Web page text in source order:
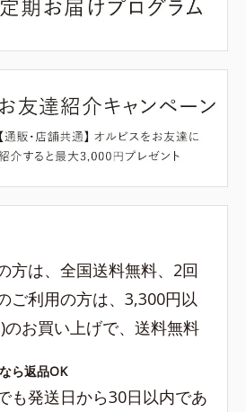
方は、全国送料無料、2回
ご利用の方は、3,300円以
)のお買い上げで、送料無料
ら返品OK
も発送日から30日以内であ